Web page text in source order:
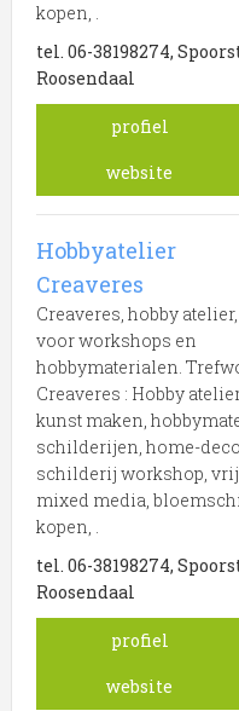
kopen, .
tel. 06-38198274,
Roosendaal
profiel
website
Hobbyatelier
Creaveres
Creaveres, hobby atelier,
voor workshops en
hobbymaterialen.
Creaveres : Hobby
kunst maken,
schilderijen, home-
schilderij workshop,
mixed media,
kopen, .
tel. 06-38198274,
Roosendaal
profiel
website